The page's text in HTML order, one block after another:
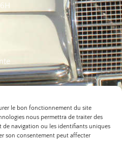
le bon fonctionnement du site
nous permettra de traiter des
de navigation ou les identifiants uniques
son consentement peut affecter